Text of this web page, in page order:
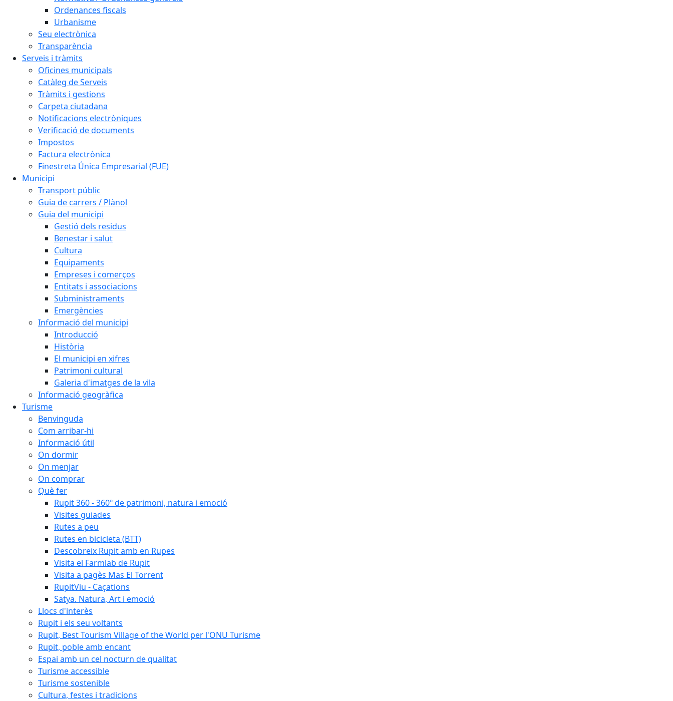
Ordenances fiscals
Urbanisme
Seu electrònica
Transparència
Serveis i tràmits
Oficines municipals
Catàleg de Serveis
Tràmits i gestions
Carpeta ciutadana
Notificacions electròniques
Verificació de documents
Impostos
Factura electrònica
Finestreta Única Empresarial (FUE)
Municipi
Transport públic
Guia de carrers / Plànol
Guia del municipi
Gestió dels residus
Benestar i salut
Cultura
Equipaments
Empreses i comerços
Entitats i associacions
Subministraments
Emergències
Informació del municipi
Introducció
Història
El municipi en xifres
Patrimoni cultural
Galeria d'imatges de la vila
Informació geogràfica
Turisme
Benvinguda
Com arribar-hi
Informació útil
On dormir
On menjar
On comprar
Què fer
Rupit 360 - 360º de patrimoni, natura i emoció
Visites guiades
Rutes a peu
Rutes en bicicleta (BTT)
Descobreix Rupit amb en Rupes
Visita el Farmlab de Rupit
Visita a pagès Mas El Torrent
RupitViu - Caçations
Satya. Natura, Art i emoció
Llocs d'interès
Rupit i els seu voltants
Rupit, Best Tourism Village of the World per l'ONU Turisme
Rupit, poble amb encant
Espai amb un cel nocturn de qualitat
Turisme accessible
Turisme sostenible
Cultura, festes i tradicions